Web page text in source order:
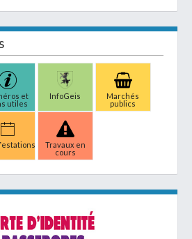
et
utiles
InfoGeis
Marchés
publics
Travaux en
cours